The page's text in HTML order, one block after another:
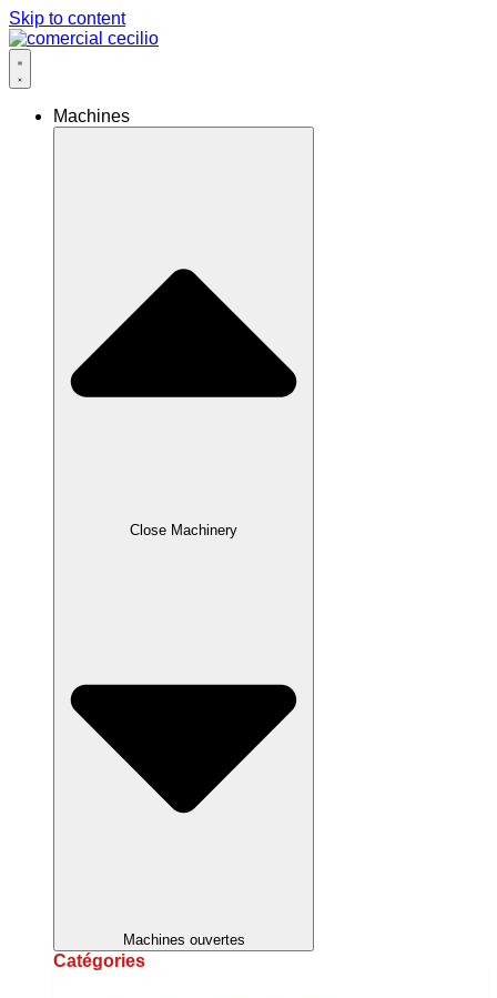
Skip to content
Machines
Close Machinery
Machines ouvertes
Catégories